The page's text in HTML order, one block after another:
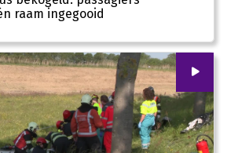
raam ingegooid
00 00